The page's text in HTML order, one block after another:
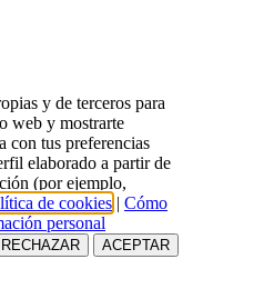
y de terceros para
web y mostrarte
con tus preferencias
elaborado a partir de
(por ejemplo,
de cookies | Cómo
personal
RECHAZAR ACEPTAR